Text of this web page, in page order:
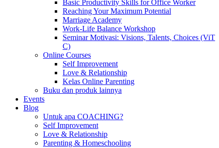
Basic Productivity Skills for Office Worker
Reaching Your Maximum Potential
Marriage Academy
Work-Life Balance Workshop
Seminar Motivasi: Visions, Talents, Choices (ViT
C)
Online Courses
Self Improvement
Love & Relationship
Kelas Online Parenting
Buku dan produk lainnya
Events
Blog
Untuk apa COACHING?
Self Improvement
Love & Relationship
Parenting & Homeschooling